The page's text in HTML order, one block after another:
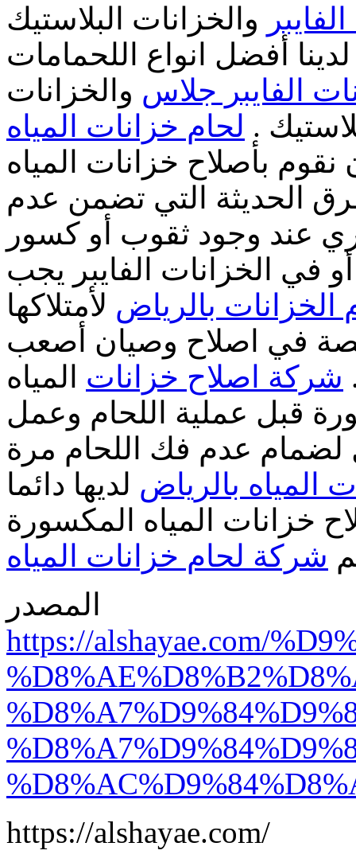
والخزانات البلاستيك
أفضل انواع اللحمامات
الفايبر جلاس والخزانات
. لحام خزانات المياه
بأصلاح خزانات المياه
الحديثة التي تضمن عدم
عند وجود ثقوب أو كسور
في الخزانات الفايبر يجب
بالرياض لأمتلاكها
في اصلاح وصيان أصعب
شركة اصلاح خزانات المياه
قبل عملية اللحام وعمل
لضمام عدم فك اللحام مرة
المياه بالرياض لديها دائما
خزانات المياه المكسورة
شركة لحام خزانات المياه
https://alshayae.com/
https://alshayae.com/